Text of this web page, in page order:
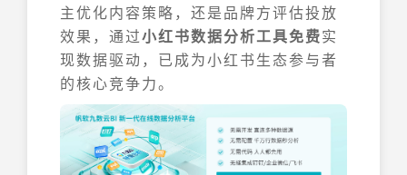
主优化内容策略，还是品牌方评估投放
效果，通过小红书数据分析工具免费实
现数据驱动，已成为小红书生态参与者
的核心竞争力。